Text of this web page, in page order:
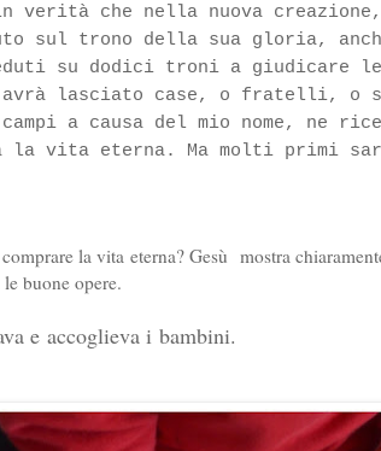
verità che nella nuova
sul trono della sua gloria,
su dodici troni a giudicare
avrà lasciato case, o fratelli, o
a causa del mio nome, ne
la vita eterna. Ma molti primi
la vita eterna? Gesù mostra
buone opere.
e accoglieva i bambini.